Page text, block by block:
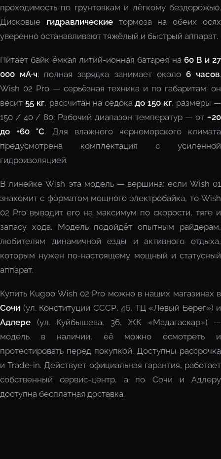
проходимость по грунтовкам и лёгкому бездорожью.
Дисковые гидравлическиетормоза на обеих осях
уверенно останавливают тяжёлый и быстрый аппарат.
Питает байк ёмкая литий-ионная батарея на 60 В и 27
000 мА·ч; полная зарядка занимает около 6 часов.
Wish 02 Pro — серьёзная техника и по габаритам: он
весит 55 кг, рассчитан на седокадо 150 кг, размеры —
150 / 40 / 80. Рабочий диапазон температур — от −20
до +60 °C. Для влажного черноморского климата
предусмотрена комплектация с усиленной
гидроизоляцией.
В линейке Wish эта модель — вершина: если Wish 01
знакомит с форматом мощного электробайка, то Wish
02 Pro выводит его на максимум по скорости, тяге и
запасу хода. Модель подойдёт опытным райдерам,
любителям динамичной езды и активного отдыха,
которым нужен по-настоящему мощный и статусный
аппарат.
Купить Kugoo Wish 02 Pro можно в наших магазинах в
Сочи (ул. Конституции СССР, 46, ТЦ «Левый Берег») и
Адлере (ул. Куйбышева, 36, ЖК «Мадагаскар») —
модель в наличии, её можно осмотреть и
протестировать перед покупкой. Доступны рассрочка
и Trade-in. Действует официальная гарантия, работает
собственный сервис-центр, а по Сочи и Адлеру
доступна бесплатная доставка.